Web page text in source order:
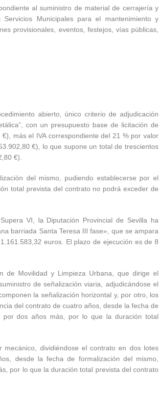
al suministro de material de cerrajería y
Municipales para el mantenimiento y
provisionales, eventos, festejos, vías públicas,
abierto, único criterio de adjudicación
con un presupuesto base de licitación de
más el IVA correspondiente del 21 % por valor
€), lo que supone un total de trescientos
€).
del mismo, pudiendo establecerse por el
total prevista del contrato no podrá exceder de
VI, la Diputación Provincial de Sevilla ha
barriada Santa Teresa III fase», que se ampara
euros. El plazo de ejecución es de 8
de Movilidad y Limpieza Urbana, que dirige el
de señalización viaria, adjudicándose el
la señalización horizontal y, por otro, los
del contrato de cuatro años, desde la fecha de
por dos años más, por lo que la duración total
dividiéndose el contrato en dos lotes
desde la fecha de formalización del mismo,
por lo que la duración total prevista del contrato